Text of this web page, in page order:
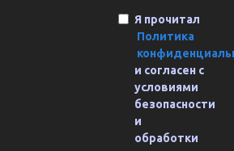
Я прочитал
Политика
и согласен с
условиями
безопасности
и
обработки